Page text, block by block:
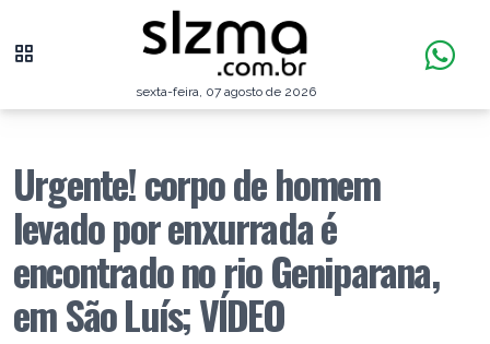
sexta-feira, 07 agosto de 2026
Urgente! corpo de homem
levado por enxurrada é
encontrado no rio Geniparana,
em São Luís; VÍDEO